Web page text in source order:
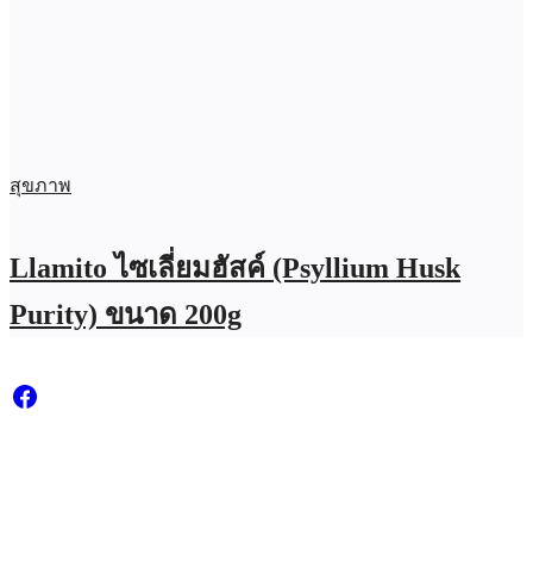
สุขภาพ
Llamito ไซเลี่ยมฮัสค์ (Psyllium Husk
Purity) ขนาด 200g